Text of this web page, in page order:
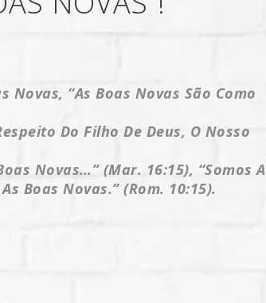
Novas, “as Boas Novas São Como
Do Filho De Deus, O Nosso
Novas…” (Mar. 16:15), “Somos A
Boas Novas.” (Rom. 10:15).